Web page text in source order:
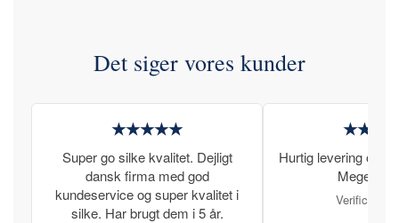
Det siger vores kunder
★★★★★
Super go silke kvalitet. Dejligt
dansk firma med god
kundeservice og super kvalitet i
silke. Har brugt dem i 5 år.
Hurtig levering og
Meget
Verificeret